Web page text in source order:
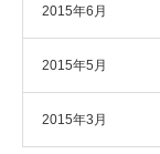
2015年6月
2015年5月
2015年3月